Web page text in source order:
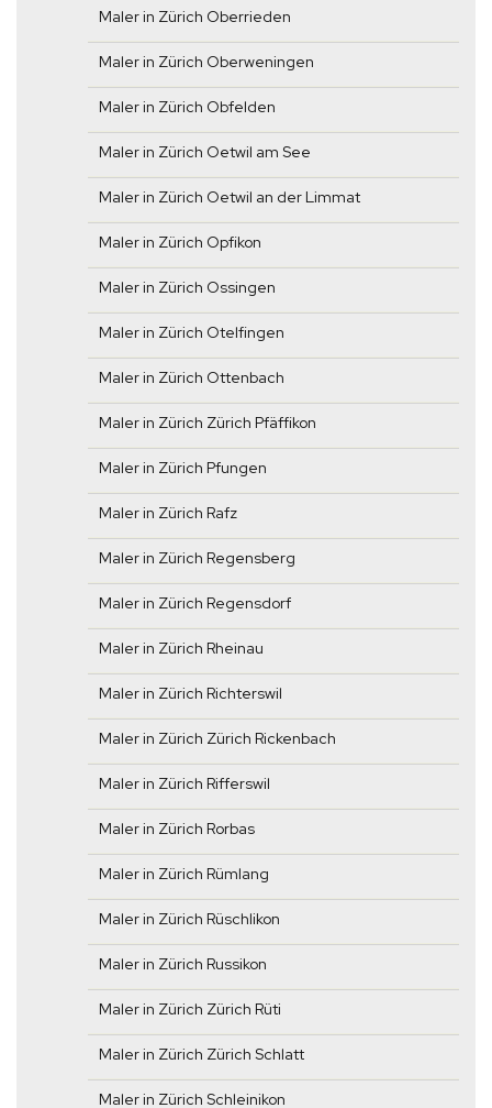
Maler in Zürich Oberrieden
Maler in Zürich Oberweningen
Maler in Zürich Obfelden
Maler in Zürich Oetwil am See
Maler in Zürich Oetwil an der Limmat
Maler in Zürich Opfikon
Maler in Zürich Ossingen
Maler in Zürich Otelfingen
Maler in Zürich Ottenbach
Maler in Zürich Zürich Pfäffikon
Maler in Zürich Pfungen
Maler in Zürich Rafz
Maler in Zürich Regensberg
Maler in Zürich Regensdorf
Maler in Zürich Rheinau
Maler in Zürich Richterswil
Maler in Zürich Zürich Rickenbach
Maler in Zürich Rifferswil
Maler in Zürich Rorbas
Maler in Zürich Rümlang
Maler in Zürich Rüschlikon
Maler in Zürich Russikon
Maler in Zürich Zürich Rüti
Maler in Zürich Zürich Schlatt
Maler in Zürich Schleinikon